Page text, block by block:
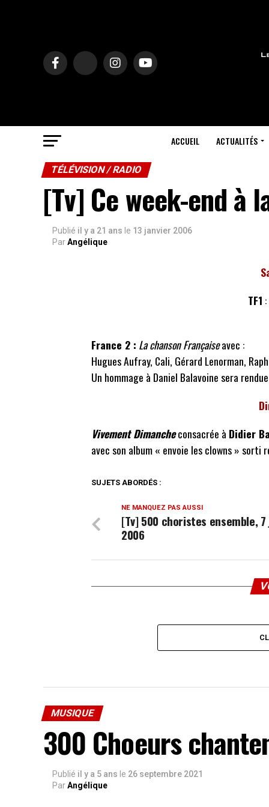
ACCUEIL ACTUALITÉS
TÉLÉVISION / RADIO
[Tv] Ce week-end à
Publié il y a 21 ans le 13 janvier 2006
ParAngélique
TF1 :
France 2 : La chanson Françaiseavec :
Hugues Aufray, Cali, Gérard Lenorman,
Un hommage à Daniel Balavoine sera
Vivement Dimancheconsacrée à Didier
avec son album « envoie les clowns » sorti
SUJETS ABORDÉS :
NE MANQUEZ PAS AUSSI
[Tv] 500 choristes ensemble,
2006
MUSIQUE
300 Choeurs
Publié il y a 5 ans le 26 septembre 2021
ParAngélique